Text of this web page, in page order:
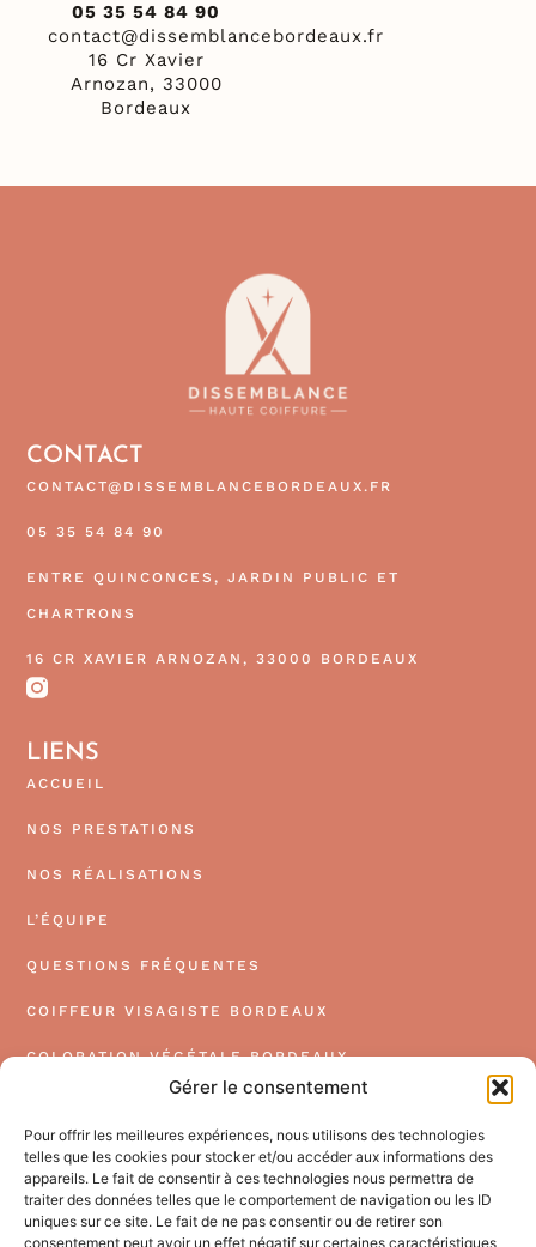
Gérer le consentement
Pour offrir les meilleures expériences, nous utilisons des technologies
telles que les cookies pour stocker et/ou accéder aux informations des
appareils. Le fait de consentir à ces technologies nous permettra de
traiter des données telles que le comportement de navigation ou les ID
uniques sur ce site. Le fait de ne pas consentir ou de retirer son
consentement peut avoir un effet négatif sur certaines caractéristiques
05 35 54 84 90
contact@dissemblancebordeaux.fr
16 Cr Xavier
Arnozan, 33000
Bordeaux
CONTACT
CONTACT@DISSEMBLANCEBORDEAUX.FR
05 35 54 84 90
ENTRE QUINCONCES, JARDIN PUBLIC ET
CHARTRONS
16 CR XAVIER ARNOZAN, 33000 BORDEAUX
LIENS
ACCUEIL
NOS PRESTATIONS
NOS RÉALISATIONS
L’ÉQUIPE
QUESTIONS FRÉQUENTES
COIFFEUR VISAGISTE BORDEAUX
COLORATION VÉGÉTALE BORDEAUX
COIFFEUR BORDEAUX CENTRE
COIFFEUR COLORISTE BORDEAUX
PRENDRE RDV